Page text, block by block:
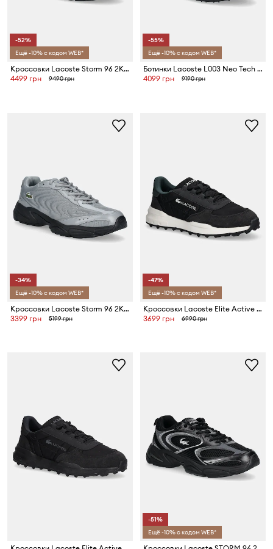
-52%
Ещё -10% с кодом WEB*
Кроссовки Lacoste Storm 96 2K Sneakers
4499 грн
9490 грн
-55%
Ещё -10% с кодом WEB*
Ботинки Lacoste L003 Neo Tech Sneakers
4099 грн
9190 грн
-34%
Ещё -10% с кодом WEB*
Кроссовки Lacoste Storm 96 2K Lite Sneakers
3399 грн
5199 грн
-47%
Ещё -10% с кодом WEB*
Кроссовки Lacoste Elite Active Evo Sneakers
3699 грн
6990 грн
-51%
Ещё -10% с кодом WEB*